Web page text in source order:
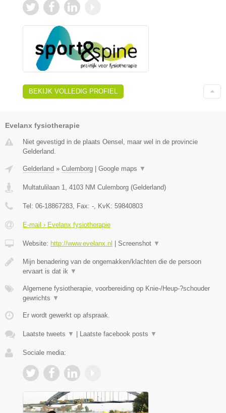
BEKIJK VOLLEDIG PROFIEL
Evelanx fysiotherapie
Niet gevestigd in de plaats Oensel, maar wel in de provincie
Gelderland.
Gelderland » Culemborg Google maps ▼
Multatulilaan 1 4103 NM Culemborg (Gelderland)
Tel: 06-18867283 , Fax: - , KvK: 59840803
E-mail › Evelanx fysiotherapie
Website: http://www.evelanx.nl Screenshot ▼
Mijn benadering van de ongemakken/klachten die de persoon
ervaart is dat ik ▼
Algemene fysiotherapie, voorbereiding op Knie-/Heup-?schouder
gewrichts ▼
Er wordt gewerkt op afspraak.
Laatste tweets ▼ Laatste facebook posts ▼
Sociale media: